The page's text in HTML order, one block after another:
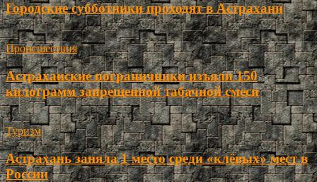
Городские субботники проходят в Астрахани
Происшествия
Астраханские пограничники изъяли 150
килограмм запрещенной табачной смеси
Туризм
Астрахань заняла 1 место среди «клёвых» мест в
России